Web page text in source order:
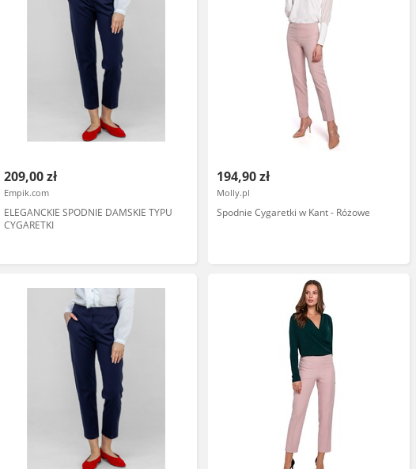
209,00 zł
Empik.com
ELEGANCKIE SPODNIE DAMSKIE TYPU
CYGARETKI
194,90 zł
Molly.pl
Spodnie Cygaretki w Kant - Różowe